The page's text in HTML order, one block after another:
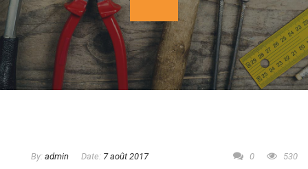
By: admin Date: 7 août 2017 0 530